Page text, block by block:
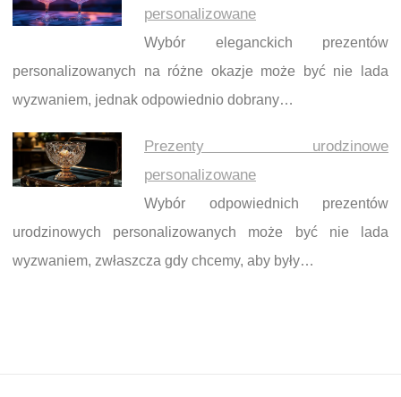
personalizowane
Wybór eleganckich prezentów
personalizowanych na różne okazje może być nie lada
wyzwaniem, jednak odpowiednio dobrany…
Prezenty urodzinowe
personalizowane
Wybór odpowiednich prezentów
urodzinowych personalizowanych może być nie lada
wyzwaniem, zwłaszcza gdy chcemy, aby były…